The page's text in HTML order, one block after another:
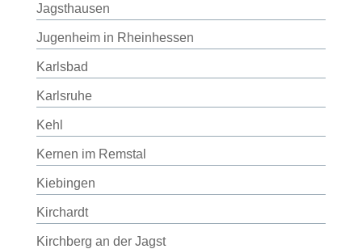
Jagsthausen
Jugenheim in Rheinhessen
Karlsbad
Karlsruhe
Kehl
Kernen im Remstal
Kiebingen
Kirchardt
Kirchberg an der Jagst